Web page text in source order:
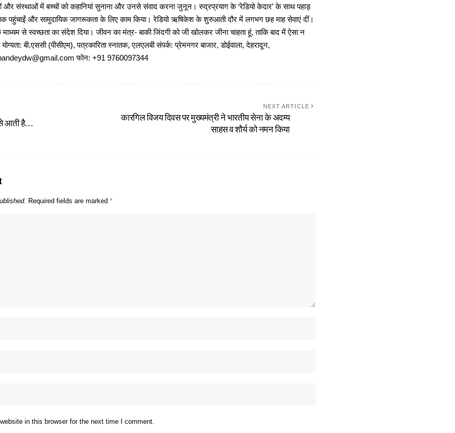
और संस्थाओं में बच्चों को कहानियां सुनाना और उनसे संवाद करना जुनून। रुद्रप्रयाग के ‘रेडियो केदार’ के साथ पहाड़
तक पहुंचाईं और सामुदायिक जागरूकता के लिए काम किया। रेडियो ऋषिकेश के शुरुआती दौर में लगभग छह माह सेवाएं दीं।
से स्वच्छता का संदेश दिया। जीवन का मंत्र- बाकी जिंदगी को जी खोलकर जीना चाहता हूं, ताकि बाद में ऐसा न
बी.एससी (पीसीएम), पत्रकारिता स्नातक, एलएलबी संपर्क: प्रेमनगर बाजार, डोईवाला, देहरादून,
फोन: +91 9760097344
से आती है…
NEXT ARTICLE
कारगिल विजय दिवस पर मुख्यमंत्री ने भारतीय सेना के अदम्य
साहस व शौर्य को नमन किया
Required fields are marked *
in this browser for the next time I comment.